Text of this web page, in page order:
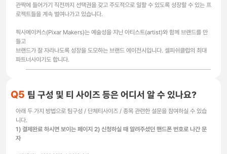
관짝에 들어가기 직전까지 선택권을 갖고 주도적으로 일할 수 있도록 성장할 수 있는 프
로젝트들을 계속 벌여나가고 있습니다.
픽사메이커스(Pixar Makers)는 예술성을 지닌 아티스트(artist)와 함께 브랜드를 만
들고
브랜드가 잘 자라나도록 성장을 도모하는 브랜드 에이전시입니다. 셀피쉬클럽의 최대
파트너사이기도 합니다.
Q5 팀 구성 및 티 사이즈 등은 어디서 알 수 있나요?
아래 두 가지 방법으로 팀구성 / 단체티사이즈 / 종목 관련한 설문을 참여하실 수 있습
니다.
1) 결제완료 하시면 보이는 페이지 2) 신청하실 때 알려주셨던 핸드폰 번호로 나간 문
자